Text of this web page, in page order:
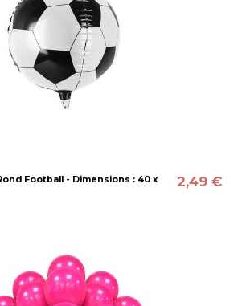
Football - Dimensions : 40 x
2,49 €